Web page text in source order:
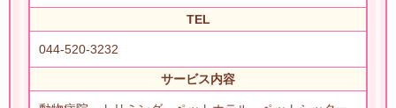
TEL
044-520-3232
サービス内容